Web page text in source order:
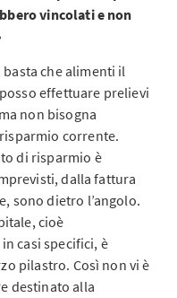
vincolati e non
che alimenti il
effettuare prelievi
non bisogna
corrente.
di risparmio è
dalla fattura
sono dietro l’angolo.
cioè
casi specifici, è
pilastro. Così non vi è
destinato alla